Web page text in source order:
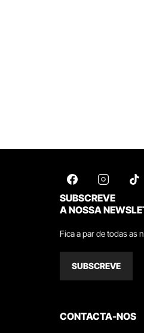
SUBSCREVE
A NOSSA
Fica a par de todas as
SUBSCREVE
CONTACTA-NOS